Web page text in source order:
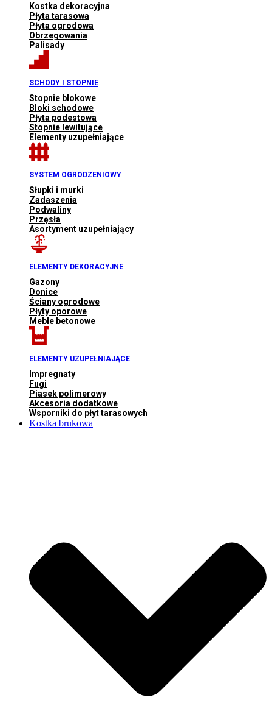
Kostka dekoracyjna
Płyta tarasowa
Płyta ogrodowa
Obrzegowania
Palisady
SCHODY I STOPNIE
Stopnie blokowe
Bloki schodowe
Płyta podestowa
Stopnie lewitujące
Elementy uzupełniające
SYSTEM OGRODZENIOWY
Słupki i murki
Zadaszenia
Podwaliny
Przęsła
Asortyment uzupełniający
ELEMENTY DEKORACYJNE
Gazony
Donice
Ściany ogrodowe
Płyty oporowe
Meble betonowe
ELEMENTY UZUPEŁNIAJĄCE
Impregnaty
Fugi
Piasek polimerowy
Akcesoria dodatkowe
Wsporniki do płyt tarasowych
Kostka brukowa